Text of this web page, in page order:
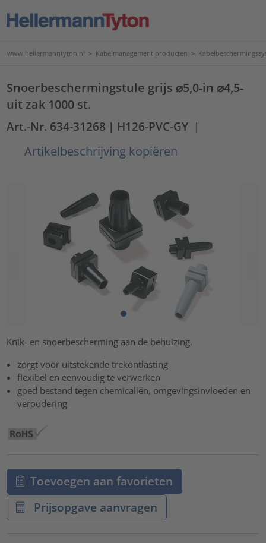
www.hellermanntyton.nl > Kabelmanagement producten >
Snoerbeschermingstule grijs ⌀5,0-in ⌀4,5-
uit zak 1000 st.
Art.-Nr. 634-31268 | H126-PVC-GY |
Artikelbeschrijving kopiëren
Knik- en snoerbescherming aan de behuizing.
zorgt voor uitstekende trekontlasting
flexibel en eenvoudig te verwerken
goed bestand tegen chemicaliën, omgevingsinvloeden en
veroudering
Toevoegen aan favorieten
Prijsopgave aanvragen